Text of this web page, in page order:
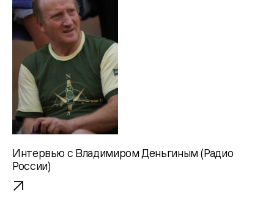
Интервью с Владимиром Деньгиным (Радио
России)